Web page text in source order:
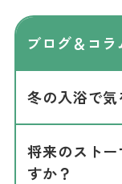
ブログ＆コラ
冬の入浴で気
将来のスト
すか？